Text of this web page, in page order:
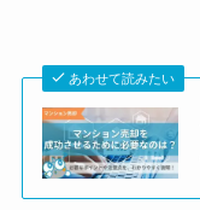
あわせて読みたい